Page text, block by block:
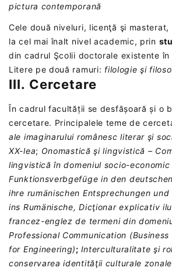
pictura contemporană
Cele două niveluri, licenţă şi
la cel mai înalt nivel academic, prin
din cadrul Şcolii doctorale existente în
Litere pe două ramuri: filologie şi
III. Cercetare
În cadrul facultății se desfășoară și o
cercetare. Principalele teme de
ale imaginarului românesc literar şi
XX-lea; Onomastică şi lingvistică –
lingvistică în domeniul socio-
Funktionsverbgefüge in den
ihre rumänischen Entsprechungen
ins Rumänische,Dicţionar explicativ
francez-englez de termeni din
Professional Communication (Business
for Engineering); Interculturalitate şi
conservarea identităţii culturale zonale